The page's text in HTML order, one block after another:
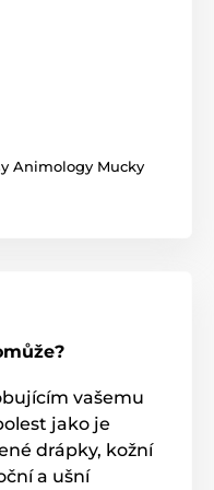
změnit bez
Animology Mucky
vašemu
jako je
drápky, kožní
a ušní